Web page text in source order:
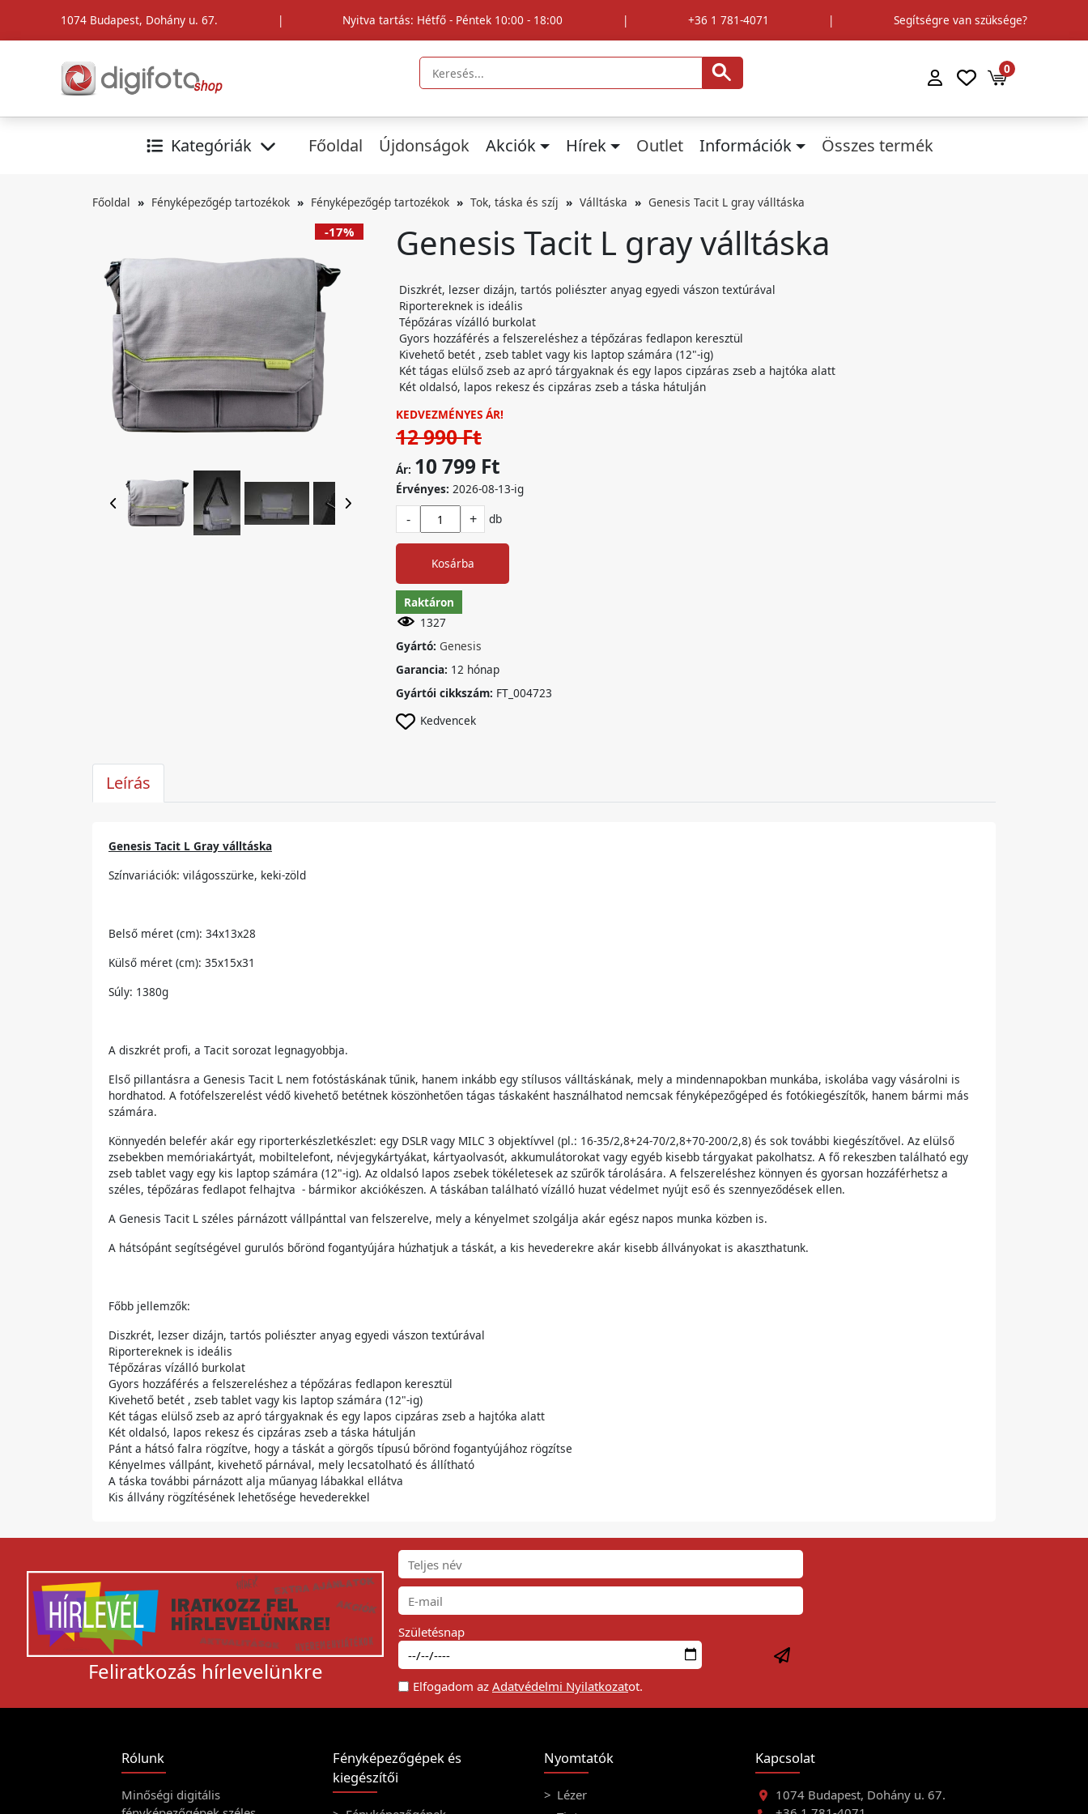
1074 Budapest, Dohány u. 67. | Nyitva tartás: Hétfő - Péntek 10:00 - 18:00 | +36 1 781-4071 | Segítségre van szüksége?
0
Kategóriák Főoldal Újdonságok Akciók Hírek Outlet Információk Összes termék
Főoldal Fényképezőgép tartozékok Fényképezőgép tartozékok Tok, táska és szíj Válltáska Genesis Tacit L gray válltáska
-17% Genesis Tacit L gray válltáska
Diszkrét, lezser dizájn, tartós poliészter anyag egyedi vászon textúrával
Riportereknek is ideális
Tépőzáras vízálló burkolat
Gyors hozzáférés a felszereléshez a tépőzáras fedlapon keresztül
Kivehető betét , zseb tablet vagy kis laptop számára (12"-ig)
Két tágas elülső zseb az apró tárgyaknak és egy lapos cipzáras zseb a hajtóka alatt
Két oldalsó, lapos rekesz és cipzáras zseb a táska hátulján
KEDVEZMÉNYES ÁR!
12 990 Ft
Ár: 10 799 Ft
Érvényes: 2026-08-13-ig
- + db
Kosárba
Raktáron
1327
Gyártó: Genesis
Garancia: 12 hónap
Gyártói cikkszám: FT_004723
Kedvencek
Leírás
Genesis Tacit L Gray válltáska
Színvariációk: világosszürke, keki-zöld
Belső méret (cm): 34x13x28
Külső méret (cm): 35x15x31
Súly: 1380g
A diszkrét profi, a Tacit sorozat legnagyobbja.
Első pillantásra a Genesis Tacit L nem fotóstáskának tűnik, hanem inkább egy stílusos válltáskának, mely a mindennapokban munkába, iskolába vagy vásárolni is
hordhatod. A fotófelszerelést védő kivehető betétnek köszönhetően tágas táskaként használhatod nemcsak fényképezőgéped és fotókiegészítők, hanem bármi más
számára.
Könnyedén belefér akár egy riporterkészletkészlet: egy DSLR vagy MILC 3 objektívvel (pl.: 16-35/2,8+24-70/2,8+70-200/2,8) és sok további kiegészítővel. Az elülső
zsebekben memóriakártyát, mobiltelefont, névjegykártyákat, kártyaolvasót, akkumulátorokat vagy egyéb kisebb tárgyakat pakolhatsz. A fő rekeszben található egy
zseb tablet vagy egy kis laptop számára (12"-ig). Az oldalsó lapos zsebek tökéletesek az szűrők tárolására. A felszereléshez könnyen és gyorsan hozzáférhetsz a
széles, tépőzáras fedlapot felhajtva - bármikor akciókészen. A táskában található vízálló huzat védelmet nyújt eső és szennyeződések ellen.
A Genesis Tacit L széles párnázott vállpánttal van felszerelve, mely a kényelmet szolgálja akár egész napos munka közben is.
A hátsópánt segítségével gurulós bőrönd fogantyújára húzhatjuk a táskát, a kis hevederekre akár kisebb állványokat is akaszthatunk.
Főbb jellemzők:
Diszkrét, lezser dizájn, tartós poliészter anyag egyedi vászon textúrával
Riportereknek is ideális
Tépőzáras vízálló burkolat
Gyors hozzáférés a felszereléshez a tépőzáras fedlapon keresztül
Kivehető betét , zseb tablet vagy kis laptop számára (12"-ig)
Két tágas elülső zseb az apró tárgyaknak és egy lapos cipzáras zseb a hajtóka alatt
Két oldalsó, lapos rekesz és cipzáras zseb a táska hátulján
Pánt a hátsó falra rögzítve, hogy a táskát a görgős típusú bőrönd fogantyújához rögzítse
Kényelmes vállpánt, kivehető párnával, mely lecsatolható és állítható
A táska további párnázott alja műanyag lábakkal ellátva
Kis állvány rögzítésének lehetősége hevederekkel
Feliratkozás hírlevelünkre
Születésnap
Elfogadom az Adatvédelmi Nyilatkozatot.
Rólunk
Minőségi digitális
Fényképezőgépek és
kiegészítői
Nyomtatók
Lézer
Kapcsolat
1074 Budapest, Dohány u. 67.